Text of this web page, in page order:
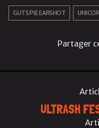
GUTS PIE EARSHOT
Partager
ULTRASH